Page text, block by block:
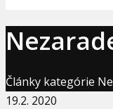
Články kategórie
19.2. 2020